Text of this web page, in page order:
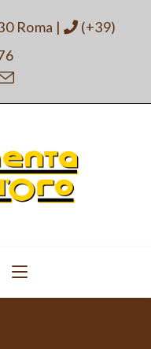
Roma |
(+39)